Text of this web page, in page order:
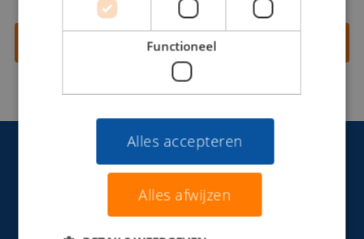
Contact opnemen
Functioneel
Alles accepteren
Alles afwijzen